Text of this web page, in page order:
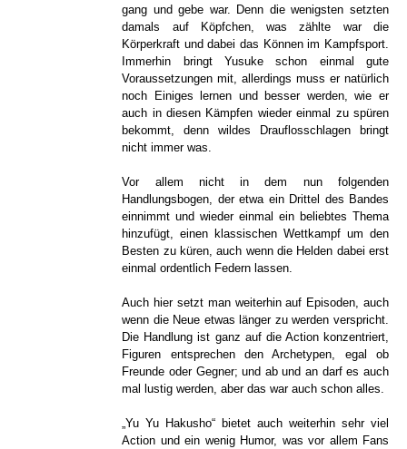
gang und gebe war. Denn die wenigsten setzten
damals auf Köpfchen, was zählte war die
Körperkraft und dabei das Können im Kampfsport.
Immerhin bringt Yusuke schon einmal gute
Voraussetzungen mit, allerdings muss er natürlich
noch Einiges lernen und besser werden, wie er
auch in diesen Kämpfen wieder einmal zu spüren
bekommt, denn wildes Drauflosschlagen bringt
nicht immer was.
Vor allem nicht in dem nun folgenden
Handlungsbogen, der etwa ein Drittel des Bandes
einnimmt und wieder einmal ein beliebtes Thema
hinzufügt, einen klassischen Wettkampf um den
Besten zu küren, auch wenn die Helden dabei erst
einmal ordentlich Federn lassen.
Auch hier setzt man weiterhin auf Episoden, auch
wenn die Neue etwas länger zu werden verspricht.
Die Handlung ist ganz auf die Action konzentriert,
Figuren entsprechen den Archetypen, egal ob
Freunde oder Gegner; und ab und an darf es auch
mal lustig werden, aber das war auch schon alles.
„Yu Yu Hakusho“ bietet auch weiterhin sehr viel
Action und ein wenig Humor, was vor allem Fans